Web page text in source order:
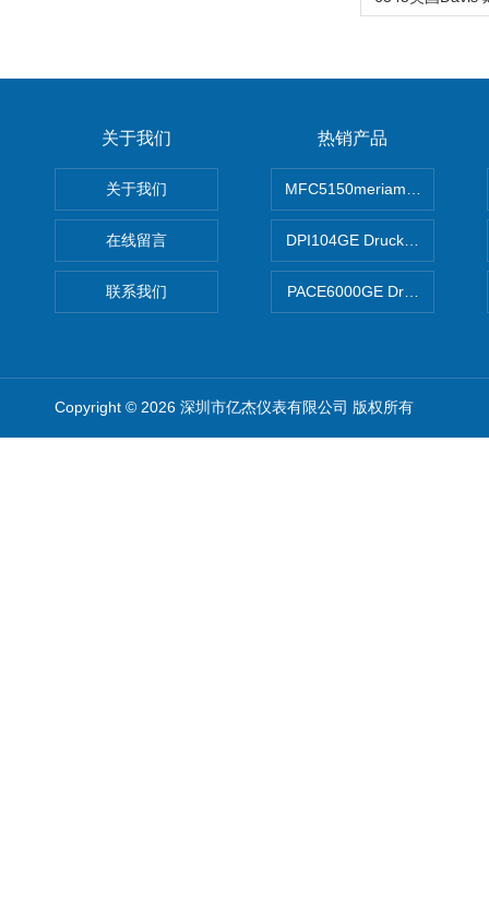
关于我们
关于我们
在线留言
联系我们
热销产品
MFC5150meriam智能手操器
DPI104GE Druck德鲁克
PACE6000GE Druck德鲁克
Copyright © 2026 深圳市亿杰仪表有限公司 版权所有